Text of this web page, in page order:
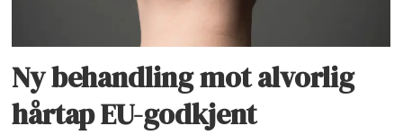
Ny behandling mot alvorlig
hårtap EU-godkjent